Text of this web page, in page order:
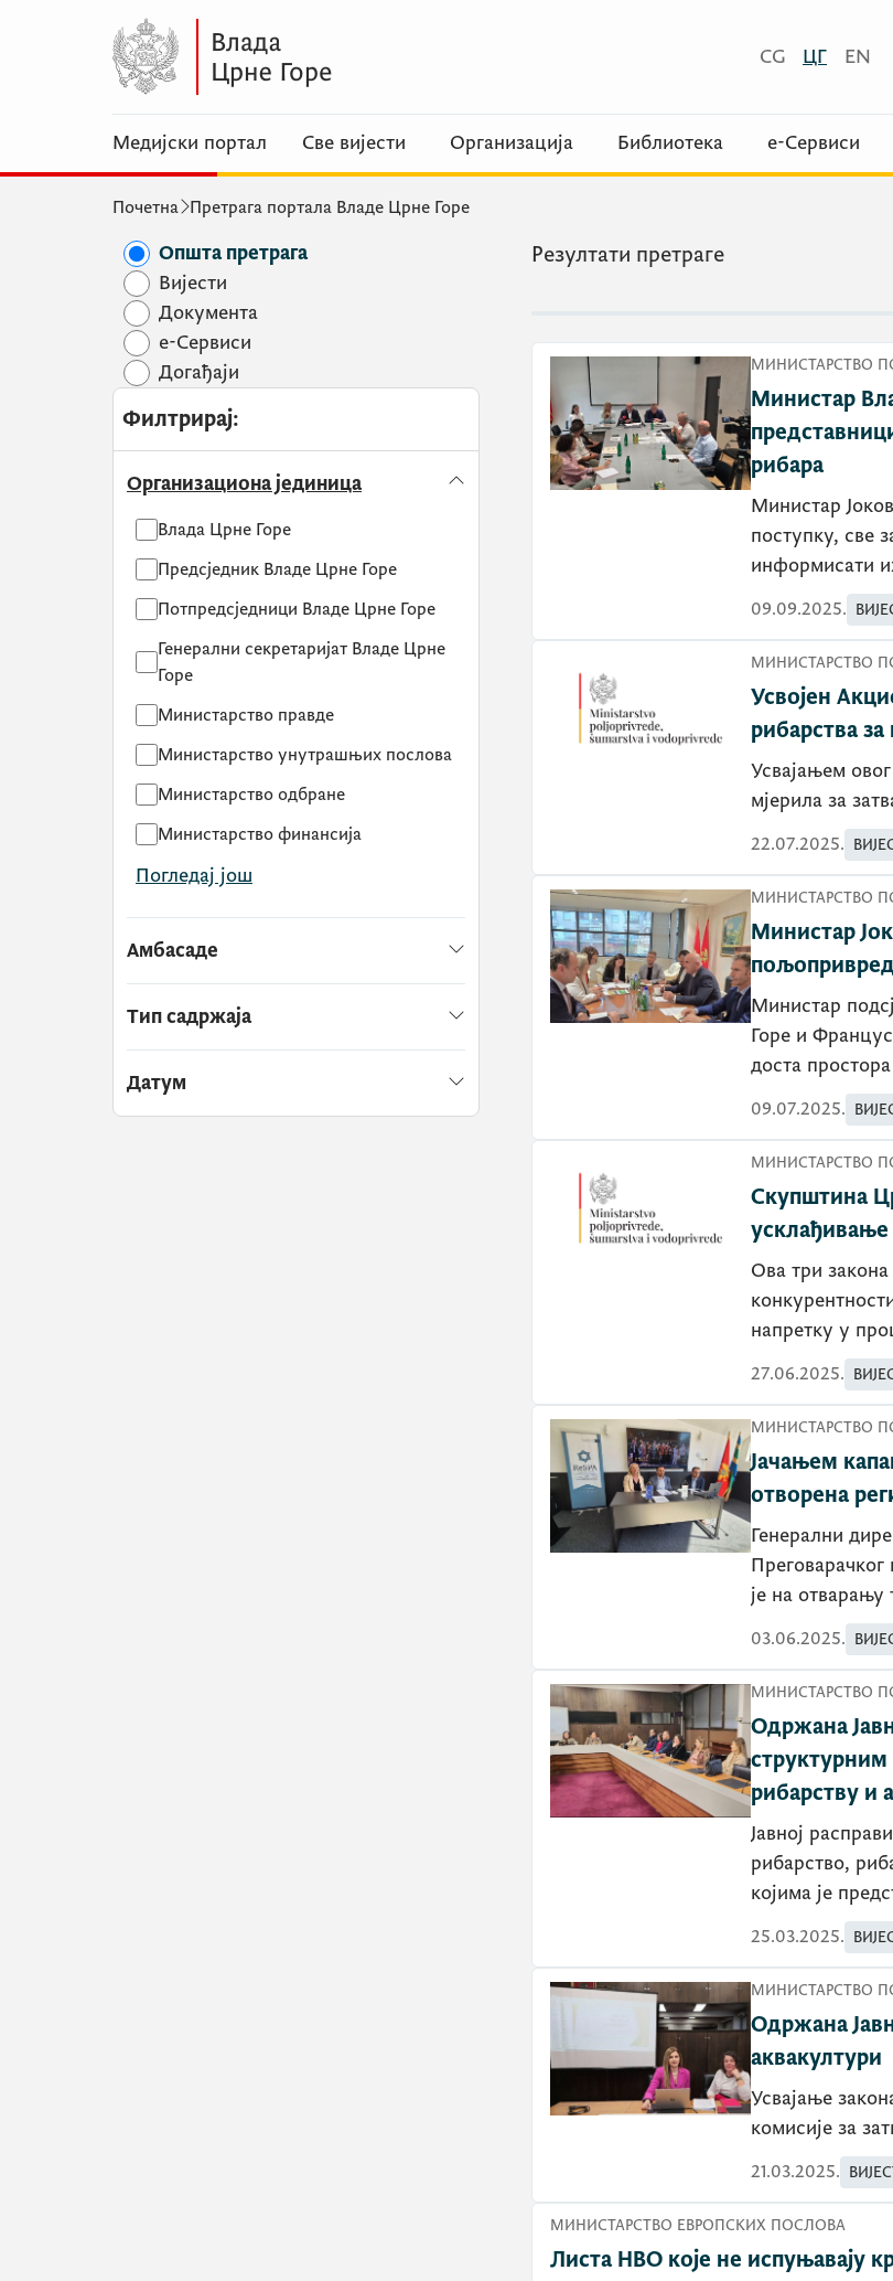
CG ЦГ EN
Медијски портал Све вијести Организација Библиотека е-Сервиси
Почетна Претрага портала Владе Црне Горе
Општа претрага
Вијести
Документа
e-Сервиси
Догађаји
Филтрирај:
Организациона јединица
Влада Црне Горе
Предсједник Владе Црне Горе
Потпредсједници Владе Црне Горе
Генерални секретаријат Владе Црне
Горе
Министарство правде
Министарство унутрашњих послова
Министарство одбране
Министарство финансија
Погледај још
Амбасаде
Тип садржаја
Датум
Резултати претраге
МИНИСТАРСТВО
Министар
рибара
Министар
поступку, све
информисати
09.09.2025.
МИНИСТАРСТВО
Усвојен
рибарства
Усвајањем
мјерила за
22.07.2025.
МИНИСТАРСТВО
Министар
Министар подсјетио је на досадашњу успјешну сарадњу Црне
Горе и
доста
09.07.2025.
МИНИСТАРСТВО
Скупштина
усклађивање
️Ова три
напретку у
27.06.2025.
МИНИСТАРСТВО
Јачањем
отворена
Генерални
је на
03.06.2025.
МИНИСТАРСТВО
Одржана
рибарству и
Јавној
рибарство,
којима је
25.03.2025.
МИНИСТАРСТВО
Одржана
аквакултури
Усвајање
комисије за
21.03.2025.
МИНИСТАРСТВО ЕВРОПСКИХ ПОСЛОВА
Листа НВО које не испуњавају